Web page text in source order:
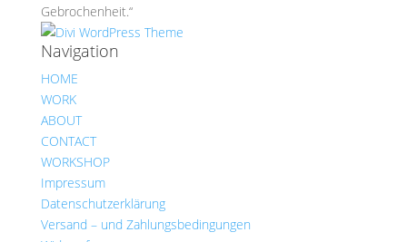
Gebrochenheit.“
Navigation
HOME
WORK
ABOUT
CONTACT
WORKSHOP
Impressum
Datenschutzerklärung
Versand – und Zahlungsbedingungen